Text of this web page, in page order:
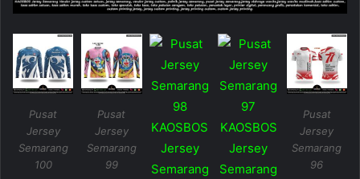
Pusat
Jersey
Semarang
100
Pusat
Jersey
Semarang
99
Pusat
Jersey
Semarang
96